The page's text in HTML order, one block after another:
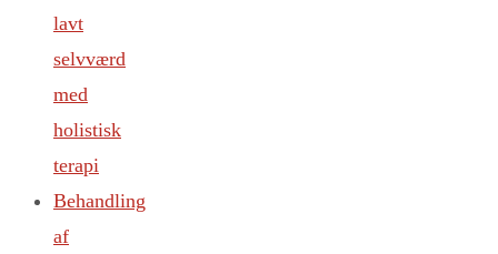
lavt
selvværd
med
holistisk
terapi
Behandling
af